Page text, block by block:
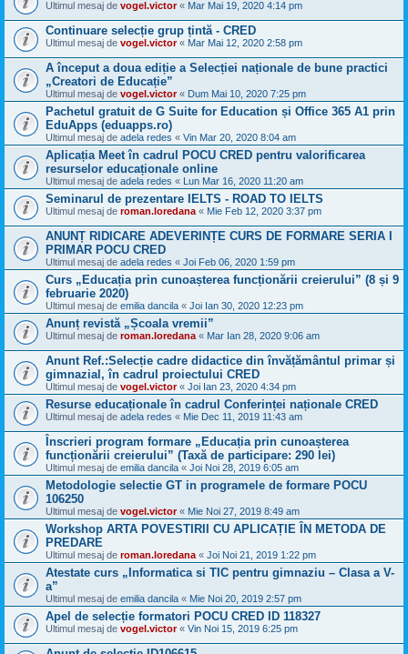
Ultimul mesaj de vogel.victor« Mar Mai 19, 2020 4:14 pm
Continuare selecție grup țintă - CRED
Ultimul mesaj de vogel.victor« Mar Mai 12, 2020 2:58 pm
A început a doua ediție a Selecției naționale de bune practici
„Creatori de Educație”
Ultimul mesaj de vogel.victor« Dum Mai 10, 2020 7:25 pm
Pachetul gratuit de G Suite for Education și Office 365 A1 prin
EduApps (eduapps.ro)
Ultimul mesaj de adela redes « Vin Mar 20, 2020 8:04 am
Aplicația Meet în cadrul POCU CRED pentru valorificarea
resurselor educaționale online
Ultimul mesaj de adela redes « Lun Mar 16, 2020 11:20 am
Seminarul de prezentare IELTS - ROAD TO IELTS
Ultimul mesaj de roman.loredana « Mie Feb 12, 2020 3:37 pm
ANUNȚ RIDICARE ADEVERINȚE CURS DE FORMARE SERIA I
PRIMAR POCU CRED
Ultimul mesaj de adela redes « Joi Feb 06, 2020 1:59 pm
Curs „Educația prin cunoașterea funcționării creierului” (8 și 9
februarie 2020)
Ultimul mesaj de emilia dancila « Joi Ian 30, 2020 12:23 pm
Anunț revistă „Școala vremii”
Ultimul mesaj de roman.loredana « Mar Ian 28, 2020 9:06 am
Anunt Ref.:Selecție cadre didactice din învățământul primar și
gimnazial, în cadrul proiectului CRED
Ultimul mesaj de vogel.victor« Joi Ian 23, 2020 4:34 pm
Resurse educaționale în cadrul Conferinței naționale CRED
Ultimul mesaj de adela redes « Mie Dec 11, 2019 11:43 am
Înscrieri program formare „Educația prin cunoașterea
funcționării creierului” (Taxă de participare: 290 lei)
Ultimul mesaj de emilia dancila « Joi Noi 28, 2019 6:05 am
Metodologie selectie GT in programele de formare POCU
106250
Ultimul mesaj de vogel.victor« Mie Noi 27, 2019 8:49 am
Workshop ARTA POVESTIRII CU APLICAȚIE ÎN METODA DE
PREDARE
Ultimul mesaj de roman.loredana « Joi Noi 21, 2019 1:22 pm
Atestate curs „Informatica si TIC pentru gimnaziu – Clasa a V-
a”
Ultimul mesaj de emilia dancila « Mie Noi 20, 2019 2:57 pm
Apel de selecție formatori POCU CRED ID 118327
Ultimul mesaj de vogel.victor« Vin Noi 15, 2019 6:25 pm